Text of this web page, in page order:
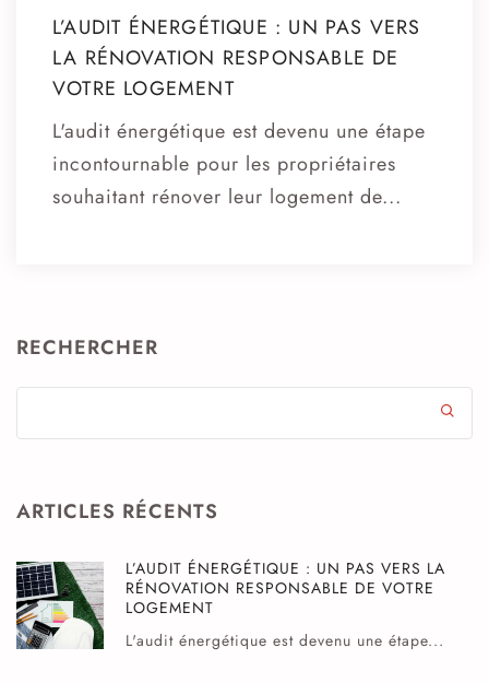
L’AUDIT ÉNERGÉTIQUE : UN PAS VERS
LA RÉNOVATION RESPONSABLE DE
VOTRE LOGEMENT
L'audit énergétique est devenu une étape
incontournable pour les propriétaires
souhaitant rénover leur logement de...
RECHERCHER
ARTICLES RÉCENTS
L’AUDIT ÉNERGÉTIQUE : UN PAS VERS LA
RÉNOVATION RESPONSABLE DE VOTRE
LOGEMENT
L'audit énergétique est devenu une étape...